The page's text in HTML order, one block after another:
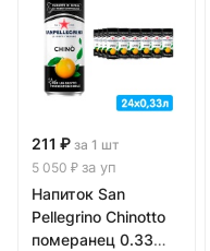
211 ₽ за 1 шт
5 050 ₽ за уп
Напиток San
Pellegrino Chinotto
померанец 0.33